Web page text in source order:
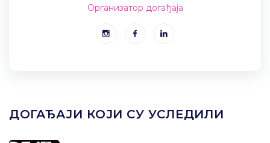
Организатор догађаја
ДОГАЂАЈИ КОЈИ СУ УСЛЕДИЛИ